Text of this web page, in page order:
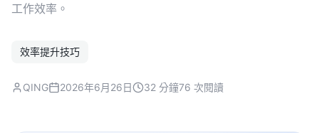
工作效率。
效率提升技巧
QING 2026年6月26日 32 分鐘76 次閱讀